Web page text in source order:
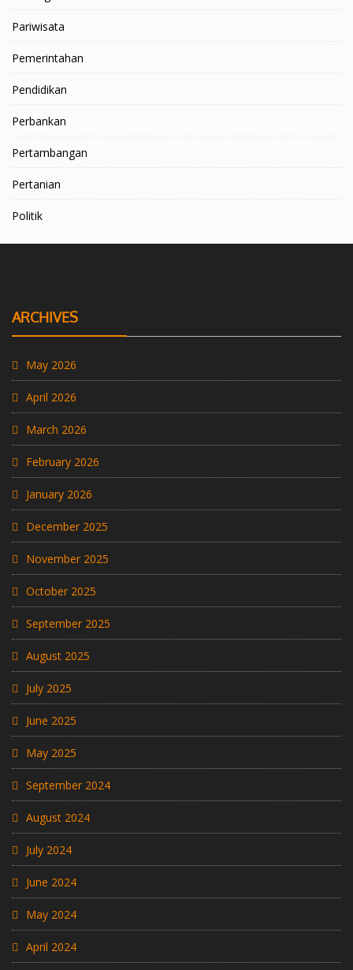
Pariwisata
Pemerintahan
Pendidikan
Perbankan
Pertambangan
Pertanian
Politik
ARCHIVES
May 2026
April 2026
March 2026
February 2026
January 2026
December 2025
November 2025
October 2025
September 2025
August 2025
July 2025
June 2025
May 2025
September 2024
August 2024
July 2024
June 2024
May 2024
April 2024